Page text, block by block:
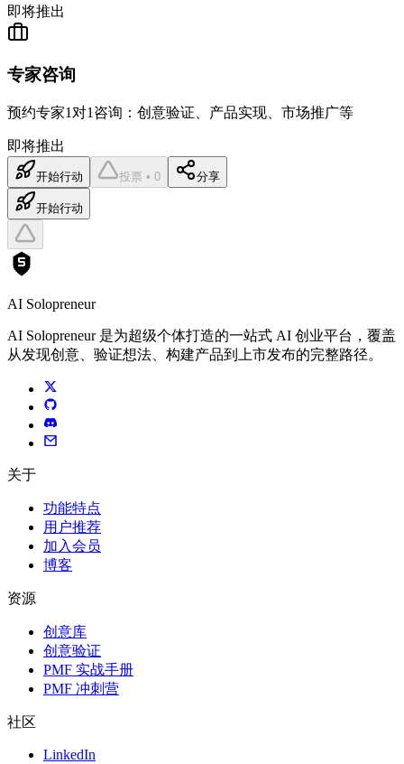
即将推出
专家咨询
预约专家1对1咨询：创意验证、产品实现、市场推广等
即将推出
开始行动 投票 • 0 分享
开始行动
AI Solopreneur
AI Solopreneur 是为超级个体打造的一站式 AI 创业平台，覆盖
从发现创意、验证想法、构建产品到上市发布的完整路径。
关于
功能特点
用户推荐
加入会员
博客
资源
创意库
创意验证
PMF 实战手册
PMF 冲刺营
社区
LinkedIn